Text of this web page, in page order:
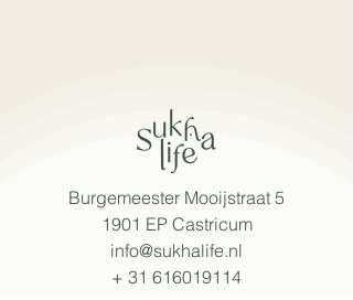
Burgemeester Mooijstraat 5
1901 EP Castricum
info@sukhalife.nl
+ 31 616019114